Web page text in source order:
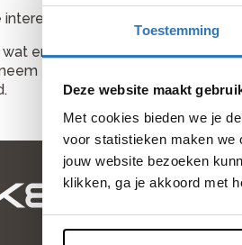
Toestemming
Deze website maakt
Met cookies bieden we je
voor statistieken maken we
jouw website bezoeken
klikken, ga je akkoord met
hebt in werken bij Bike
er binnenkort vrijkomt! We
eens een kijkje op onze